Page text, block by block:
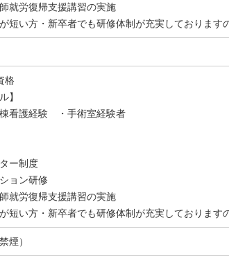
就労復帰支援講習の実施
短い方・新卒者でも研修体制が充実しております
格
】
棟看護経験 ・手術室経験者
ー制度
ョン研修
就労復帰支援講習の実施
短い方・新卒者でも研修体制が充実しております
煙）